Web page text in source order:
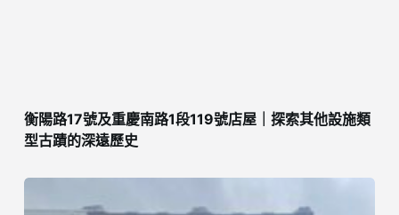
衡陽路17號及重慶南路1段119號店屋｜探索其他設施類
型古蹟的深遠歷史